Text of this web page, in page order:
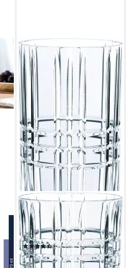
NACHTMANN
Gläser-Set Highland Square,
12-tlg., Kristallglas, Made in
Germany, 12-teilig
(5)
ab 49,90 €
leider ausverkauft